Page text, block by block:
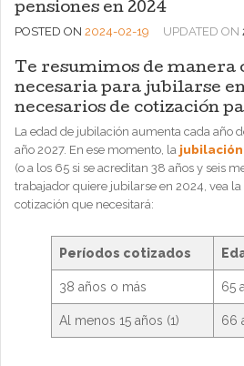
pensiones en 2024
POSTED ON 2024-02-19 UPDATED ON
Te resumimos de manera
necesaria para jubilarse en
necesarios de cotización
La edad de jubilación aumenta cada año
año 2027. En ese momento, la jubilación
(o a los 65 si se acreditan 38 años y seis
trabajador quiere jubilarse en 2024, vea
cotización que necesitará:
Períodos cotizados
38 años o más 65
Al menos 15 años (1) 66